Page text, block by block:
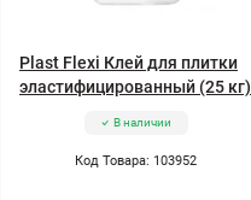
Plast Flexi Клей для плитки
эластифицированный (25 кг)
В наличии
Код Товара: 103952